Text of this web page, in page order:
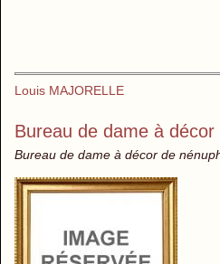
Louis MAJORELLE
Bureau de dame à
Bureau de dame à décor de